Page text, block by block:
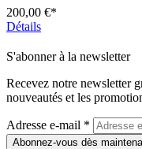
200,00 €*
Détails
S'abonner à la newsletter
Recevez notre newsletter
nouveautés et les
Adresse e-mail *
Abonnez-vous dès